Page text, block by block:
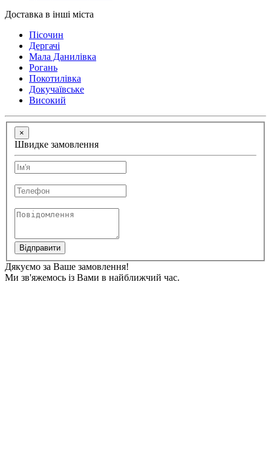
Доставка в інші міста
Пісочин
Дергачі
Мала Данилівка
Рогань
Покотилівка
Докучаївське
Високий
×
Швидке замовлення
Відправити
Дякуємо за Ваше замовлення!
Ми зв'яжемось із Вами в найближчий час.